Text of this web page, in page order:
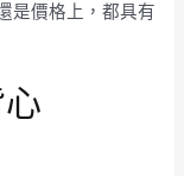
是價格上，都具有